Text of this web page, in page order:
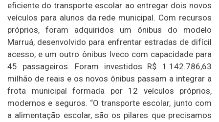
eficiente do transporte escolar ao entregar dois novos
veículos para alunos da rede municipal. Com recursos
próprios, foram adquiridos um ônibus do modelo
Marruá, desenvolvido para enfrentar estradas de difícil
acesso, e um outro ônibus Iveco com capacidade para
45 passageiros. Foram investidos R$ 1.142.786,63
milhão de reais e os novos ônibus passam a integrar a
frota municipal formada por 12 veículos próprios,
modernos e seguros. “O transporte escolar, junto com
a alimentação escolar, são os pilares que precisamos